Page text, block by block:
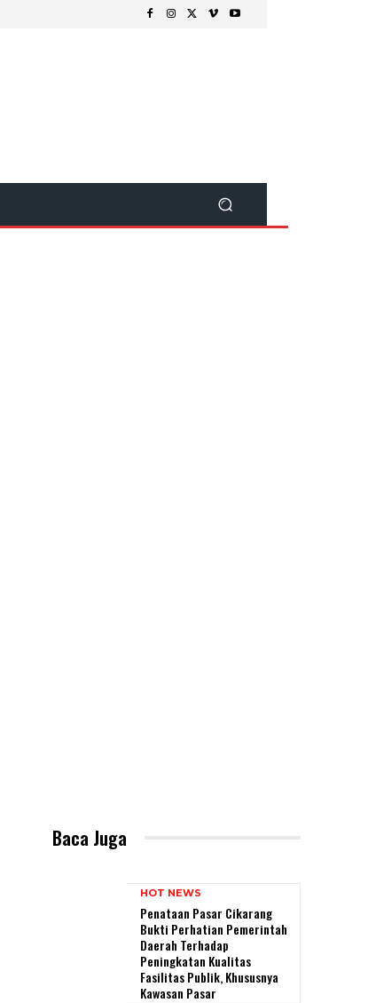
Baca Juga
HOT NEWS
Penataan Pasar Cikarang
Bukti Perhatian Pemerintah
Daerah Terhadap
Peningkatan Kualitas
Fasilitas Publik, Khususnya
Kawasan Pasar